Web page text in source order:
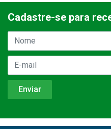
Cadastre-se para